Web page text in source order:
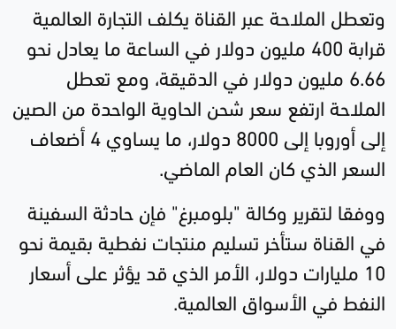
وتعطل الملاحة عبر القناة يكلف التجارة العالمية
قرابة 400 مليون دولار في الساعة ما يعادل نحو
6.66 مليون دولار في الدقيقة، ومع تعطل
الملاحة ارتفع سعر شحن الحاوية الواحدة من الصين
إلى أوروبا إلى 8000 دولار، ما يساوي 4 أضعاف
السعر الذي كان العام الماضي.
ووفقا لتقرير وكالة "بلومبرغ" فإن حادثة السفينة
في القناة ستأخر تسليم منتجات نفطية بقيمة نحو
10 مليارات دولار، الأمر الذي قد يؤثر على أسعار
النفط في الأسواق العالمية.